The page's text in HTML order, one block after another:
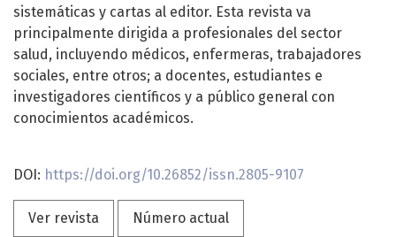
sistemáticas y cartas al editor. Esta revista va
principalmente dirigida a profesionales del sector
salud, incluyendo médicos, enfermeras, trabajadores
sociales, entre otros; a docentes, estudiantes e
investigadores científicos y a público general con
conocimientos académicos.
DOI: https://doi.org/10.26852/issn.2805-9107
Ver revista Número actual